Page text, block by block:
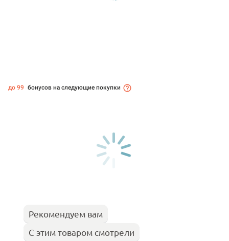
до 99 бонусов на следующие покупки
Рекомендуем вам
С этим товаром смотрели